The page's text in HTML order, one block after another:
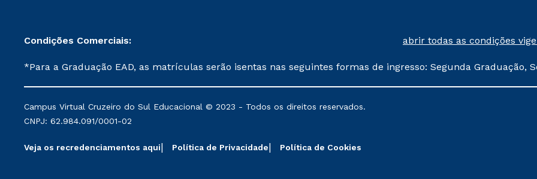
Condições Comerciais: abrir todas as condições
*Para a Graduação EAD, as matrículas serão isentas nas seguintes formas de ingresso: Segunda Graduação,
mantidos conforme negociação. Descontos institucionais poderão sofrer alterações nos períodos de
serviços.
Campus Virtual Cruzeiro do Sul Educacional © 2023 - Todos os direitos reservados.
CNPJ: 62.984.091/0001-02
Veja os recredenciamentos aqui Política de Privacidade Política de Cookies